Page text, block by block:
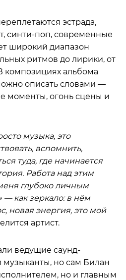
эстрада,
синти-поп, современные
широкий диапазон
ритмов до лирики, от
композициях альбома
описать словами —
моменты, огонь сцены и
музыка, это
вспомнить,
туда, где начинается
Работа над этим
глубоко личным
— как зеркало: в нём
новая энергия, это мой
артист.
ведущие саунд-
но сам Билан
но и главным